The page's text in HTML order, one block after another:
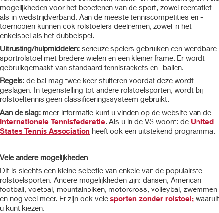
mogelijkheden voor het beoefenen van de sport, zowel recreatief
als in wedstrijdverband. Aan de meeste tenniscompetities en -
toernooien kunnen ook rolstoelers deelnemen, zowel in het
enkelspel als het dubbelspel.
Uitrusting/hulpmiddelen: serieuze spelers gebruiken een wendbare
sportrolstoel met bredere wielen en een kleiner frame. Er wordt
gebruikgemaakt van standaard tennisrackets en -ballen.
Regels: de bal mag twee keer stuiteren voordat deze wordt
geslagen. In tegenstelling tot andere rolstoelsporten, wordt bij
rolstoeltennis geen classificeringssysteem gebruikt.
Aan de slag: meer informatie kunt u vinden op de website van de
Internationale Tennisfederatie. Als u in de VS woont: de United
States Tennis Association heeft ook een uitstekend programma.
Vele andere mogelijkheden
Dit is slechts een kleine selectie van enkele van de populairste
rolstoelsporten. Andere mogelijkheden zijn: dansen, American
football, voetbal, mountainbiken, motorcross, volleybal, zwemmen
en nog veel meer. Er zijn ook vele sporten zonder rolstoel; waaruit
u kunt kiezen.